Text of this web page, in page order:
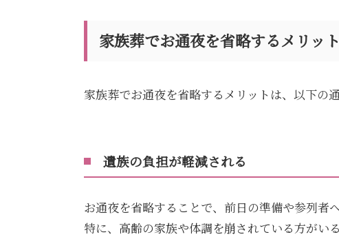
家族葬でお通夜を省略するメリット
家族葬でお通夜を省略するメリットは、以下の通
遺族の負担が軽減される
お通夜を省略することで、前日の準備や参列者
特に、高齢の家族や体調を崩されている方がい